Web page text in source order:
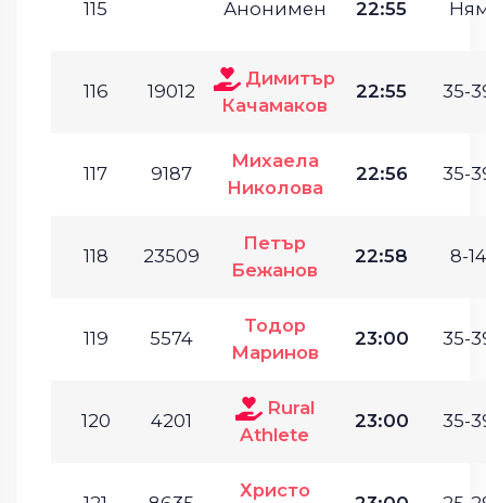
115 Анонимен 22:55
116 19012
Димитър
Качамаков
22:55 35-
117 9187
Михаела
Николова
22:56 35-
118 23509
Петър
Бежанов
22:58 8-
119 5574
Тодор
Маринов
23:00 35-
120 4201
Rural
Athlete
23:00 35-
Христо